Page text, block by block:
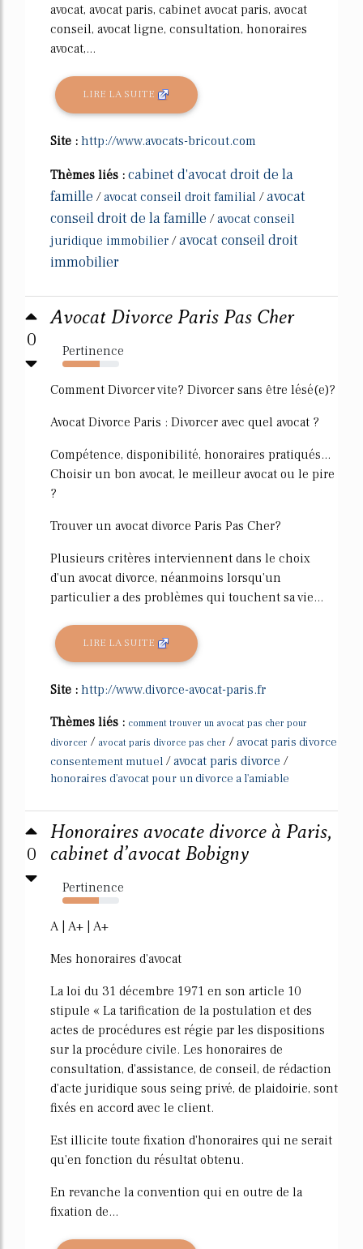
avocat, avocat paris, cabinet avocat paris, avocat
conseil, avocat ligne, consultation, honoraires
avocat,...
LIRE LA SUITE
Site : http://www.avocats-bricout.com
Thèmes liés : cabinet d'avocat droit de la
famille /avocat conseil droit familial /avocat
conseil droit de la famille /avocat conseil
juridique immobilier /avocat conseil droit
immobilier
0
Avocat Divorce Paris Pas Cher
Pertinence
65%
Comment Divorcer vite? Divorcer sans être lésé(e)?
Avocat Divorce Paris : Divorcer avec quel avocat ?
Compétence, disponibilité, honoraires pratiqués...
Choisir un bon avocat, le meilleur avocat ou le pire
?
Trouver un avocat divorce Paris Pas Cher?
Plusieurs critères interviennent dans le choix
d'un avocat divorce, néanmoins lorsqu'un
particulier a des problèmes qui touchent sa vie...
LIRE LA SUITE
Site : http://www.divorce-avocat-paris.fr
Thèmes liés : comment trouver un avocat pas cher pour
divorcer / avocat paris divorce pas cher / avocat paris divorce
consentement mutuel /avocat paris divorce /
honoraires d'avocat pour un divorce a l'amiable
0
Honoraires avocate divorce à Paris,
cabinet d’avocat Bobigny
Pertinence
64%
A | A+ | A+
Mes honoraires d'avocat
La loi du 31 décembre 1971 en son article 10
stipule « La tarification de la postulation et des
actes de procédures est régie par les dispositions
sur la procédure civile. Les honoraires de
consultation, d'assistance, de conseil, de rédaction
d'acte juridique sous seing privé, de plaidoirie, sont
fixés en accord avec le client.
Est illicite toute fixation d'honoraires qui ne serait
qu'en fonction du résultat obtenu.
En revanche la convention qui en outre de la
fixation de...